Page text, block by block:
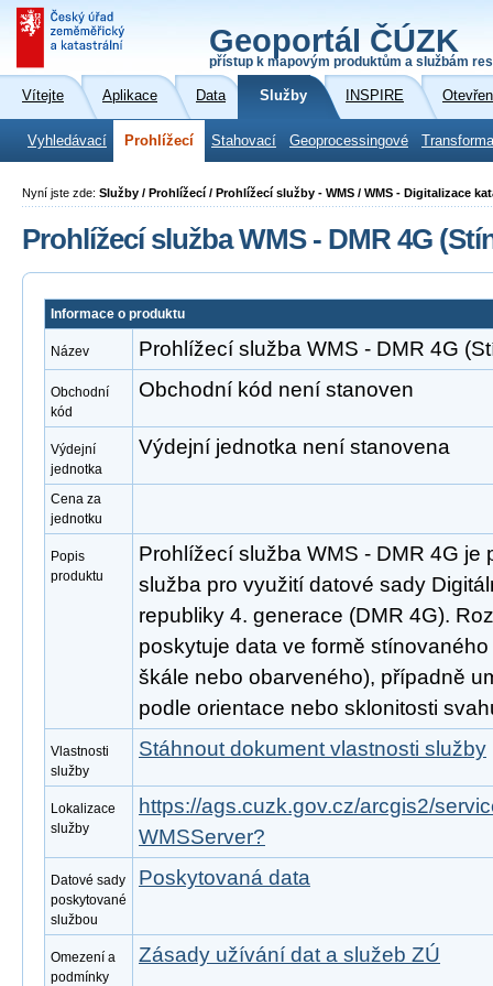
Geoportál ČÚZK
přístup k mapovým produktům a službám
Vítejte Aplikace Data Služby INSPIRE
Vyhledávací Prohlížecí Stahovací Geoprocessingové
Nyní jste zde: Služby / Prohlížecí / Prohlížecí služby - WMS / WMS - Digitalizace
Prohlížecí služba WMS - DMR 4G
Informace o produktu
Název Prohlížecí služba WMS - DMR 4G
Obchodní
kód
Obchodní kód není stanoven
Výdejní
jednotka
Výdejní jednotka není stanovena
Cena za
jednotku
Popis
produktu
Prohlížecí služba WMS - DMR 4G je
služba pro využití datové sady
republiky 4. generace (DMR 4G).
poskytuje data ve formě
škále nebo obarveného), případně
podle orientace nebo sklonitosti
Vlastnosti
služby
Stáhnout dokument vlastnosti služby
Lokalizace
služby
https://ags.cuzk.gov.cz/arcgis2/
WMSServer?
Datové sady
poskytované
službou
Poskytovaná data
Omezení a
podmínky
Zásady užívání dat a služeb ZÚ